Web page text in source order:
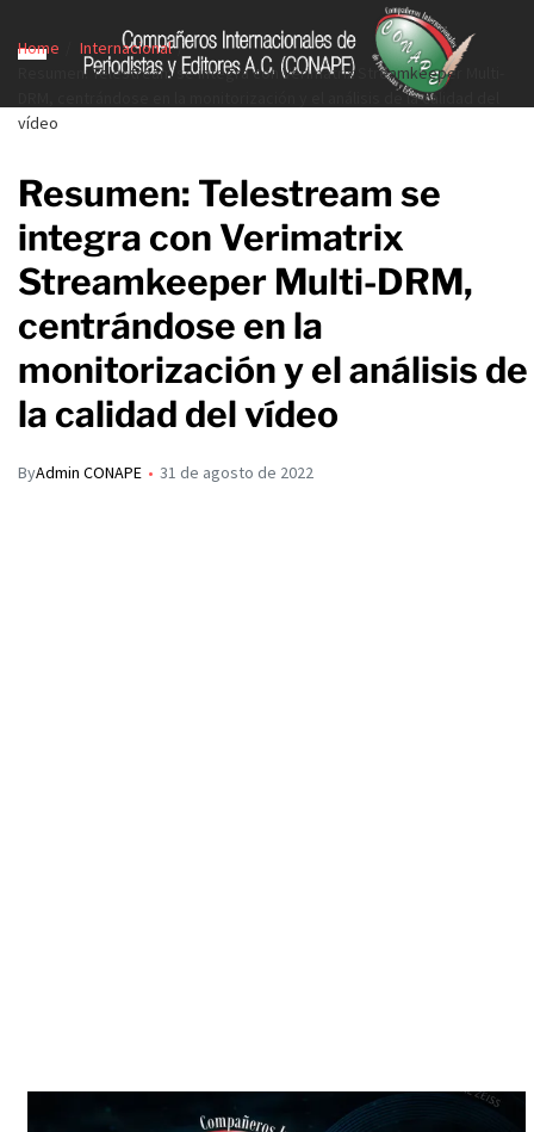
Home
Internacional
Resumen: Telestream se integra con Verimatrix Streamkeeper Multi-
DRM, centrándose en la monitorización y el análisis de la calidad del
vídeo
Resumen: Telestream se
integra con Verimatrix
Streamkeeper Multi-DRM,
centrándose en la
monitorización y el análisis de
la calidad del vídeo
ByAdmin CONAPE 31 de agosto de 2022